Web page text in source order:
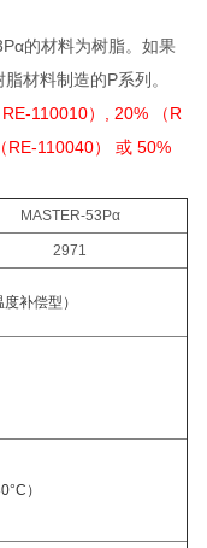
的材料为树脂。如果
材料制造的P系列。
110010）, 20% （R
RE-110040） 或 50%
MASTER-53Pα
2971
补偿型）
）